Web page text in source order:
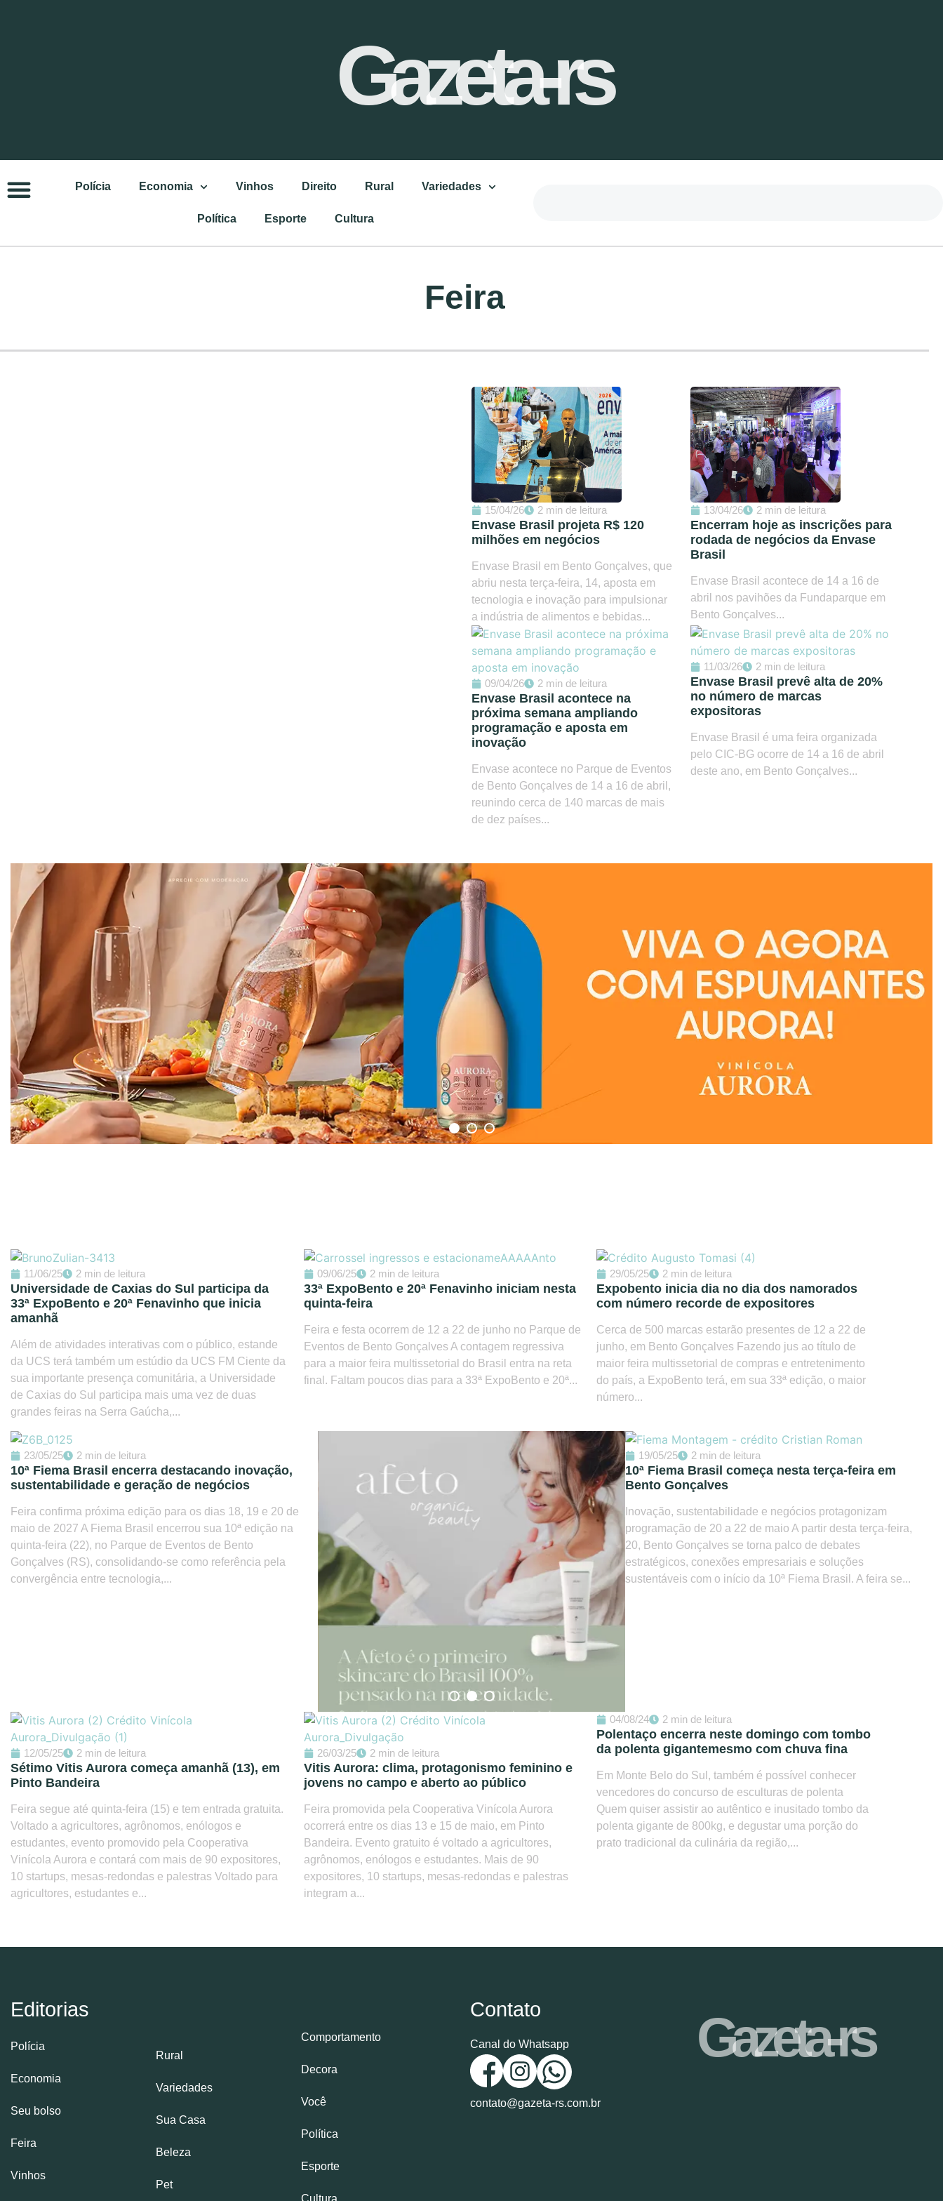
Gazeta-rs
Polícia Economia Vinhos Direito Rural Variedades
Política Esporte Cultura
Feira
15/04/26 2 min de leitura
Envase Brasil projeta R$ 120
milhões em negócios
Envase Brasil em Bento Gonçalves, que
abriu nesta terça-feira, 14, aposta em
tecnologia e inovação para impulsionar
a indústria de alimentos e bebidas...
13/04/26 2 min de leitura
Encerram hoje as inscrições para
rodada de negócios da Envase
Brasil
Envase Brasil acontece de 14 a 16 de
abril nos pavihões da Fundaparque em
Bento Gonçalves...
09/04/26 2 min de leitura
Envase Brasil acontece na
próxima semana ampliando
programação e aposta em
inovação
Envase acontece no Parque de Eventos
de Bento Gonçalves de 14 a 16 de abril,
reunindo cerca de 140 marcas de mais
de dez países...
11/03/26 2 min de leitura
Envase Brasil prevê alta de 20%
no número de marcas
expositoras
Envase Brasil é uma feira organizada
pelo CIC-BG ocorre de 14 a 16 de abril
deste ano, em Bento Gonçalves...
11/06/25 2 min de leitura
Universidade de Caxias do Sul participa da
33ª ExpoBento e 20ª Fenavinho que inicia
amanhã
Além de atividades interativas com o público, estande
da UCS terá também um estúdio da UCS FM Ciente da
sua importante presença comunitária, a Universidade
de Caxias do Sul participa mais uma vez de duas
grandes feiras na Serra Gaúcha,...
09/06/25 2 min de leitura
33ª ExpoBento e 20ª Fenavinho iniciam nesta
quinta-feira
Feira e festa ocorrem de 12 a 22 de junho no Parque de
Eventos de Bento Gonçalves A contagem regressiva
para a maior feira multissetorial do Brasil entra na reta
final. Faltam poucos dias para a 33ª ExpoBento e 20ª...
29/05/25 2 min de leitura
Expobento inicia dia no dia dos namorados
com número recorde de expositores
Cerca de 500 marcas estarão presentes de 12 a 22 de
junho, em Bento Gonçalves Fazendo jus ao título de
maior feira multissetorial de compras e entretenimento
do país, a ExpoBento terá, em sua 33ª edição, o maior
número...
23/05/25 2 min de leitura
10ª Fiema Brasil encerra destacando inovação,
sustentabilidade e geração de negócios
Feira confirma próxima edição para os dias 18, 19 e 20 de
maio de 2027 A Fiema Brasil encerrou sua 10ª edição na
quinta-feira (22), no Parque de Eventos de Bento
Gonçalves (RS), consolidando-se como referência pela
convergência entre tecnologia,...
19/05/25 2 min de leitura
10ª Fiema Brasil começa nesta terça-feira em
Bento Gonçalves
Inovação, sustentabilidade e negócios protagonizam
programação de 20 a 22 de maio A partir desta terça-feira,
20, Bento Gonçalves se torna palco de debates
estratégicos, conexões empresariais e soluções
sustentáveis com o início da 10ª Fiema Brasil. A feira se...
12/05/25 2 min de leitura
Sétimo Vitis Aurora começa amanhã (13), em
Pinto Bandeira
Feira segue até quinta-feira (15) e tem entrada gratuita.
Voltado a agricultores, agrônomos, enólogos e
estudantes, evento promovido pela Cooperativa
Vinícola Aurora e contará com mais de 90 expositores,
10 startups, mesas-redondas e palestras Voltado para
agricultores, estudantes e...
26/03/25 2 min de leitura
Vitis Aurora: clima, protagonismo feminino e
jovens no campo e aberto ao público
Feira promovida pela Cooperativa Vinícola Aurora
ocorrerá entre os dias 13 e 15 de maio, em Pinto
Bandeira. Evento gratuito é voltado a agricultores,
agrônomos, enólogos e estudantes. Mais de 90
expositores, 10 startups, mesas-redondas e palestras
integram a...
04/08/24 2 min de leitura
Polentaço encerra neste domingo com tombo
da polenta gigantemesmo com chuva fina
Em Monte Belo do Sul, também é possível conhecer
vencedores do concurso de esculturas de polenta
Quem quiser assistir ao autêntico e inusitado tombo da
polenta gigante de 800kg, e degustar uma porção do
prato tradicional da culinária da região,...
Editorias
Polícia
Economia
Seu bolso
Feira
Vinhos
Rural
Variedades
Sua Casa
Beleza
Pet
Comportamento
Decora
Você
Política
Esporte
Cultura
Contato
Canal do Whatsapp
contato@gazeta-rs.com.br
Gazeta-rs